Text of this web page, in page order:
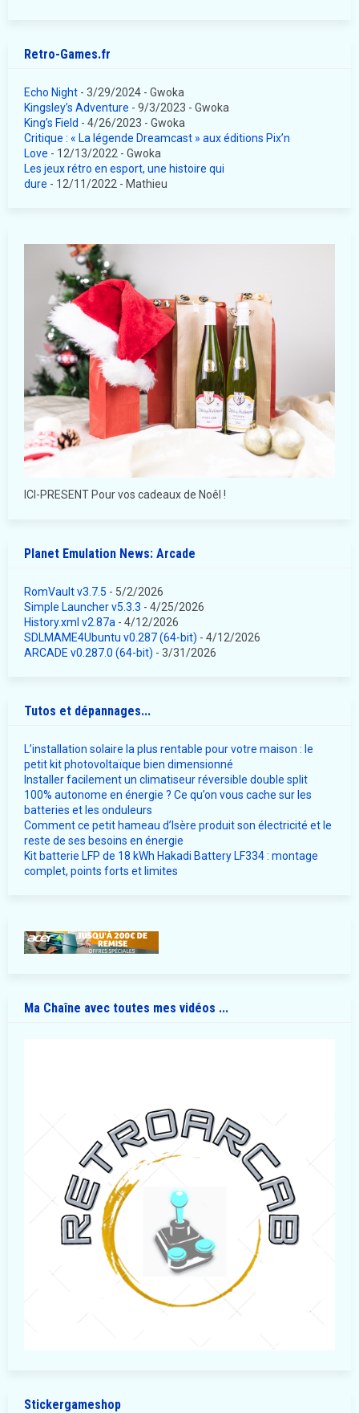
Retro-Games.fr
Echo Night - 3/29/2024 - Gwoka
Kingsley’s Adventure - 9/3/2023 - Gwoka
King’s Field - 4/26/2023 - Gwoka
Critique : « La légende Dreamcast » aux éditions Pix’n
Love - 12/13/2022 - Gwoka
Les jeux rétro en esport, une histoire qui
dure - 12/11/2022 - Mathieu
ICI-PRESENT Pour vos cadeaux de Noêl !
Planet Emulation News: Arcade
RomVault v3.7.5 - 5/2/2026
Simple Launcher v5.3.3 - 4/25/2026
History.xml v2.87a - 4/12/2026
SDLMAME4Ubuntu v0.287 (64-bit) - 4/12/2026
ARCADE v0.287.0 (64-bit) - 3/31/2026
Tutos et dépannages...
L’installation solaire la plus rentable pour votre maison : le
petit kit photovoltaïque bien dimensionné
Installer facilement un climatiseur réversible double split
100% autonome en énergie ? Ce qu’on vous cache sur les
batteries et les onduleurs
Comment ce petit hameau d’Isère produit son électricité et le
reste de ses besoins en énergie
Kit batterie LFP de 18 kWh Hakadi Battery LF334 : montage
complet, points forts et limites
Ma Chaîne avec toutes mes vidéos ...
Stickergameshop